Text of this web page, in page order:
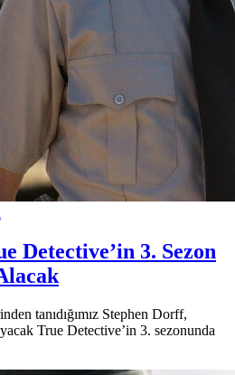
Detective’in 3. Sezon
tanıdığımız Stephen Dorff,
True Detective’in 3. sezonunda